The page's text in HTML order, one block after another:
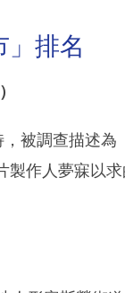
」排名
被調查描述
製作人夢寐以